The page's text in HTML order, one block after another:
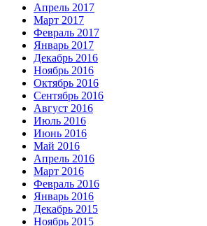
Апрель 2017
Март 2017
Февраль 2017
Январь 2017
Декабрь 2016
Ноябрь 2016
Октябрь 2016
Сентябрь 2016
Август 2016
Июль 2016
Июнь 2016
Май 2016
Апрель 2016
Март 2016
Февраль 2016
Январь 2016
Декабрь 2015
Ноябрь 2015